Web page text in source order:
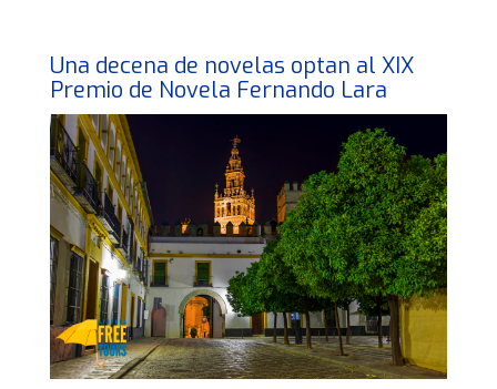
Una decena de novelas optan al XIX
Premio de Novela Fernando Lara